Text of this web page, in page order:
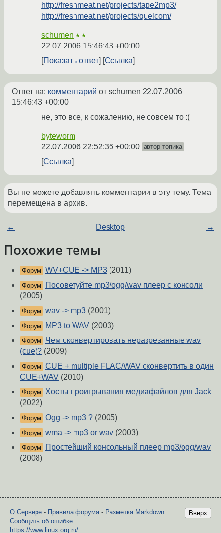
http://freshmeat.net/projects/tape2mp3/
http://freshmeat.net/projects/quelcom/
schumen ★★
22.07.2006 15:46:43 +00:00
Показать ответ
Ссылка
Ответ на: комментарий от schumen 22.07.2006
15:46:43 +00:00
не, это все, к сожалению, не совсем то :(
byteworm
22.07.2006 22:52:36 +00:00 автор топика
Ссылка
Вы не можете добавлять комментарии в эту тему. Тема
перемещена в архив.
← Desktop →
Похожие темы
Форум WV+CUE -> MP3 (2011)
Форум
Посоветуйте mp3/ogg/wav плеер с консоли
(2005)
Форум wav -> mp3 (2001)
Форум MP3 to WAV (2003)
Форум
Чем сконвертировать неразрезанные wav
(cue)? (2009)
Форум CUE + multiple FLAC/WAV сконвертить в один
CUE+WAV (2010)
Форум
Хосты проигрывания медиафайлов для Jack
(2022)
Форум Ogg -> mp3 ? (2005)
Форум wma -> mp3 or wav (2003)
Форум
Простейший консольный плеер mp3/ogg/wav
(2008)
Вверх
О Сервере - Правила форума- Разметка Markdown
Сообщить об ошибке
https://www.linux.org.ru/